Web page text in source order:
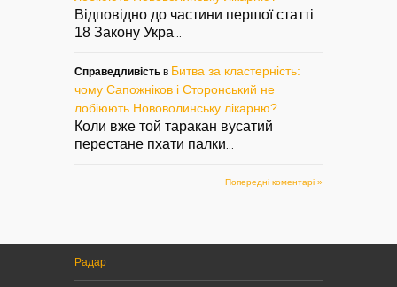
Відповідно до частини першої статті
18 Закону Укра
Справедливість в Битва за кластерність:
чому Сапожніков і Сторонський не
лобіюють Нововолинську лікарню?
Коли вже той таракан вусатий
перестане пхати палки
Попередні коментарі »
Радар